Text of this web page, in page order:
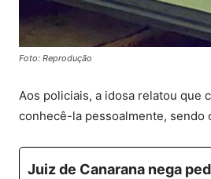
Foto: Reprodução
Aos policiais, a idosa relatou que
conhecê-la pessoalmente, sendo
Juiz de Canarana nega